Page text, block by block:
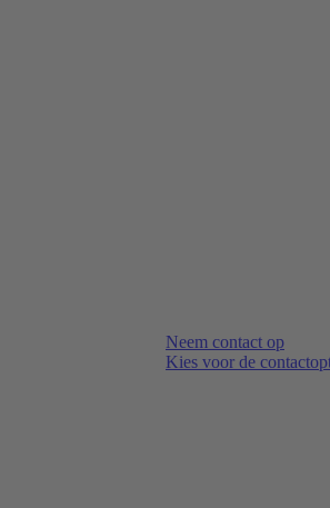
Neem contact op
Kies voor de